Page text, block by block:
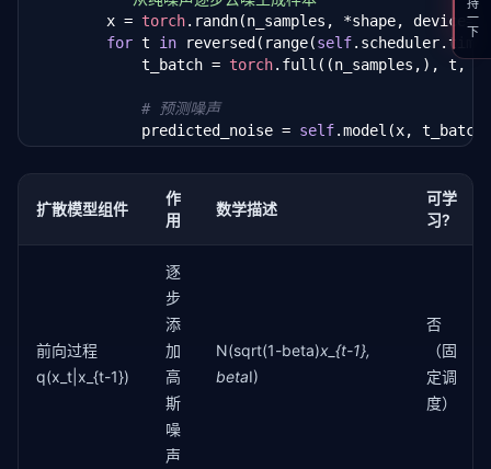
# 解码器
self .dec3 = nn
.dec2 = nn
.pool = nn
.up = nn.Upsample(scale_factor= , mode=
def forward(self, x: torch.Tensor, t: torch
        t_emb =
self
        e1 =
torch .relu( self
.enc1(x) + t_emb)
        e2 =
torch.relu(self.enc2(self.pool(e1)) +
torch
torch
self
d1 # 预测的噪声
        x =
torch.randn(n_samples, *shape,
for t in reversed(range(self
            t_batch =
torch.full((n_samples,), t,
# 预测噪声
            predicted_noise =
self.model(x, t_batch)
# 提取调度参数
            alpha =
            alpha_bar =
self
.scheduler.alpha_bars[t]
# 反向步（DDPM 更新公式）
            mean = (
                x - (beta /
-
            )
            variance = beta
# 除了最后一步，都添加噪声
t >
                noise =
扩散模型组件
作
用
数学描述
可学
习?
前向过程
q(x_t|x_{t-1})
逐
步
添
加
高
斯
噪
声
N(sqrt(1-beta)x_{t-1},
betaI)
否
（固
定调
度）